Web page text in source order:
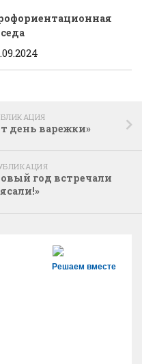
день варежки»
год встречали
Решаем вместе